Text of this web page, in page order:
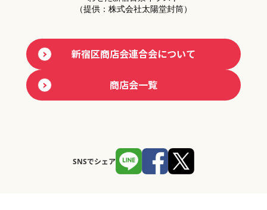
（提供：株式会社太陽堂封筒）
新宿区商店会連合会について
商店会一覧
SNSでシェア